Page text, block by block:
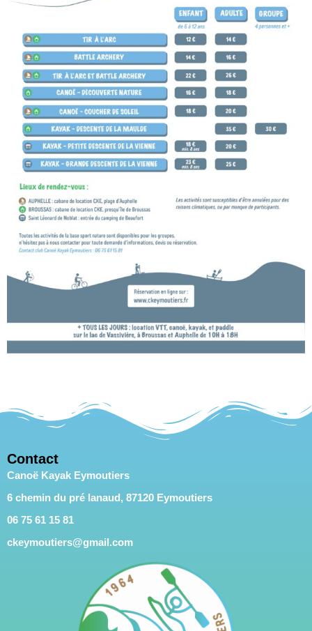
Contact
Canoë Kayak Eymoutiers
6 chemin du pré lanaud, 87120 Eymoutiers
06 75 61 15 81
ckeymoutiers@gmail.com